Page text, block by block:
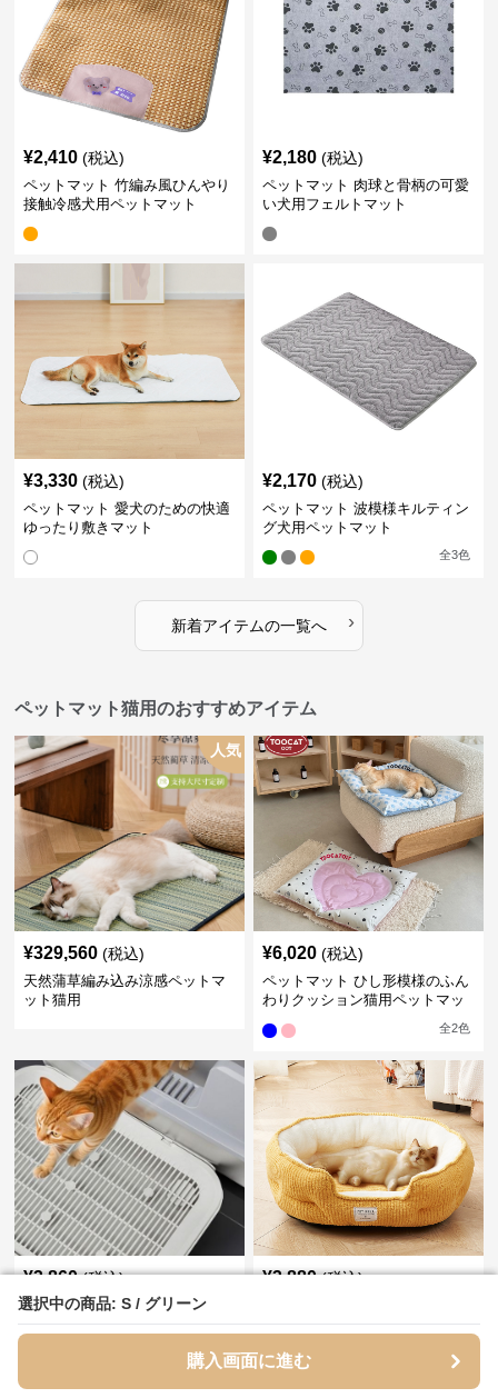
選択中の商品: S / グリーン
購入画面に進む
選択中の商品: S / グリーン
購入画面に進む
¥2,410 (税込)
ペットマット 竹編み風ひんやり
接触冷感犬用ペットマット
¥2,180 (税込)
ペットマット 肉球と骨柄の可愛
い犬用フェルトマット
¥3,330 (税込)
ペットマット 愛犬のための快適
ゆったり敷きマット
¥2,170 (税込)
ペットマット 波模様キルティン
グ犬用ペットマット
全3色
新着アイテムの一覧へ ›
ペットマット猫用のおすすめアイテム
人気
¥329,560 (税込)
天然蒲草編み込み涼感ペットマ
ット猫用
¥6,020 (税込)
ペットマット ひし形模様のふん
わりクッション猫用ペットマッ
全2色
¥3,860 (税込)
ペットマット 猫用二層構造砂こ
ぼれ防止トレーマット
¥3,880 (税込)
猫用ベッド 楕円形ペットマット
2